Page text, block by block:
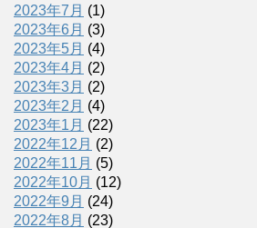
2023年7月 (1)
2023年6月 (3)
2023年5月 (4)
2023年4月 (2)
2023年3月 (2)
2023年2月 (4)
2023年1月 (22)
2022年12月 (2)
2022年11月 (5)
2022年10月 (12)
2022年9月 (24)
2022年8月 (23)